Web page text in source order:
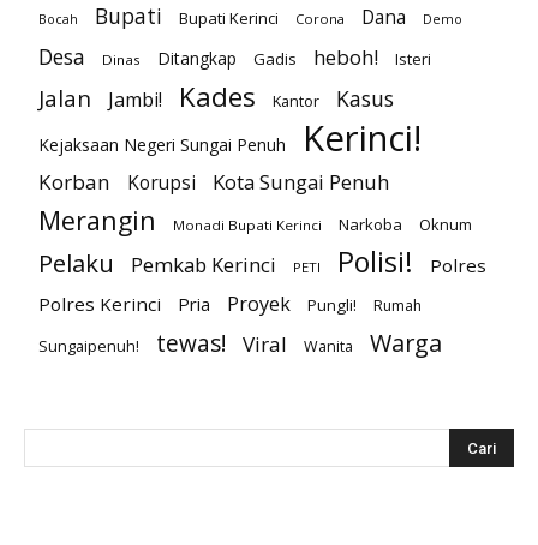
Bocah Bupati Bupati Kerinci Corona Dana Demo
Desa Dinas Ditangkap Gadis heboh! Isteri
Jalan Jambi! Kades Kantor Kasus
Kejaksaan Negeri Sungai Penuh Kerinci!
Korban Korupsi Kota Sungai Penuh
Merangin Monadi Bupati Kerinci Narkoba Oknum
Pelaku Pemkab Kerinci PETI Polisi!
Polres
Polres Kerinci
Pria Proyek Pungli! Rumah
Sungaipenuh! tewas! Viral Wanita Warga